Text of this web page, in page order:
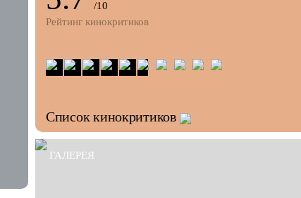
/10
Рейтинг кинокритиков
Список кинокритиков
ГАЛЕРЕЯ